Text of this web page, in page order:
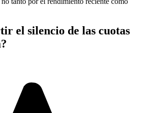
el silencio de las cuotas